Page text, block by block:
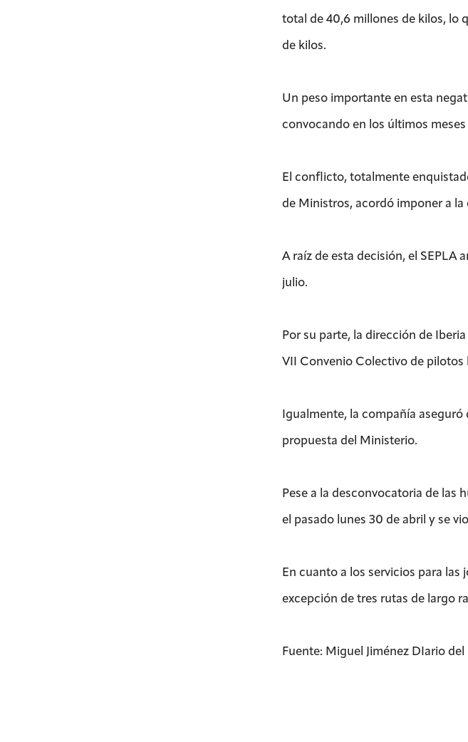
total de 40,6 millones de kilos, lo
de kilos.
Un peso importante en esta
convocando en los últimos
El conflicto, totalmente
de Ministros, acordó imponer a
A raíz de esta decisión, el SEPLA
julio.
Por su parte, la dirección de
VII Convenio Colectivo de
Igualmente, la compañía
propuesta del Ministerio.
Pese a la desconvocatoria de las
el pasado lunes 30 de abril y se
En cuanto a los servicios para las
excepción de tres rutas de largo
Fuente: Miguel Jiménez DIario del